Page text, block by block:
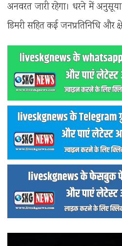
अनवरत जारी रहेगा। धरने में
डिमरी सहित कई जनप्रतिनिधि और